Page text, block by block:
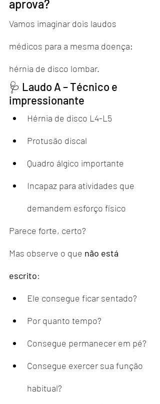
aprova?
Vamos imaginar dois laudos
médicos para a mesma doença:
hérnia de disco lombar.
🩺 Laudo A – Técnico e
impressionante
Hérnia de disco L4-L5
Protusão discal
Quadro álgico importante
Incapaz para atividades que
demandem esforço físico
Parece forte, certo?
Mas observe o que não está
escrito:
Ele consegue ficar sentado?
Por quanto tempo?
Consegue permanecer em pé?
Consegue exercer sua função
habitual?